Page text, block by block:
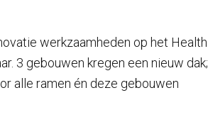
werkzaamheden op het Health
3 gebouwen kregen een nieuw dak;
alle ramen én deze gebouwen